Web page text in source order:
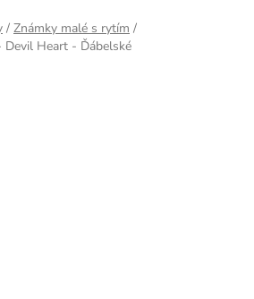
/ Známky malé s rytím /
Devil Heart - Ďábelské